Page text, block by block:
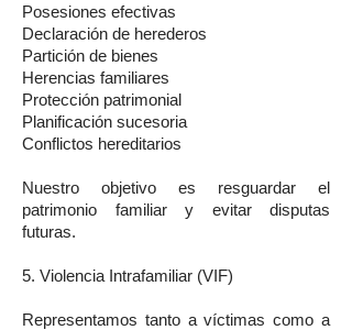
Posesiones efectivas
Declaración de herederos
Partición de bienes
Herencias familiares
Protección patrimonial
Planificación sucesoria
Conflictos hereditarios
Nuestro objetivo es resguardar el
patrimonio familiar y evitar disputas
futuras.
5. Violencia Intrafamiliar (VIF)
Representamos tanto a víctimas como a